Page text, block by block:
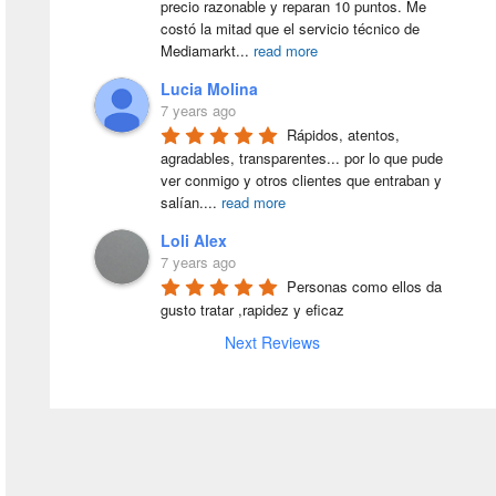
precio razonable y reparan 10 puntos. Me
costó la mitad que el servicio técnico de
Mediamarkt... read more
Lucia Molina
7 years ago
Rápidos, atentos,
agradables, transparentes... por lo que pude
ver conmigo y otros clientes que entraban y
salían.... read more
Loli Alex
7 years ago
Personas como ellos da
gusto tratar ,rapidez y eficaz
Next Reviews